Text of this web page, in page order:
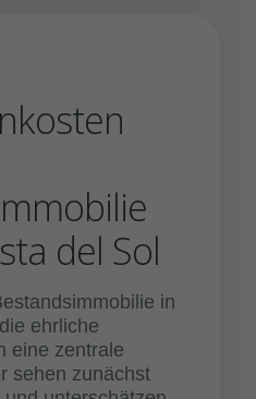
del Sol
in
ehrliche
eine zentrale
sehen zunächst